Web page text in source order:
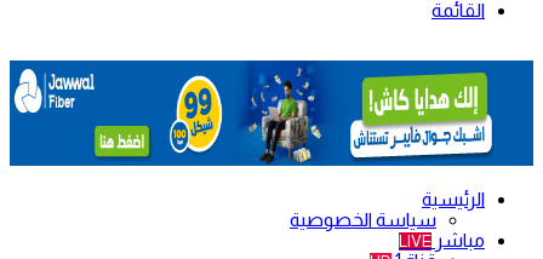
القائمة
الرئيسية
سياسة الخصوصية
مباشر LIVE